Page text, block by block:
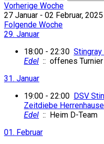
Vorherige Woche
27 Januar - 02 Februar, 2025
Folgende Woche
29. Januar
18:00 - 22:30
Edel :: offenes Turnier
31. Januar
19:00 - 22:00 DSV
Zeitdiebe
Edel :: Heim D-Team
01. Februar